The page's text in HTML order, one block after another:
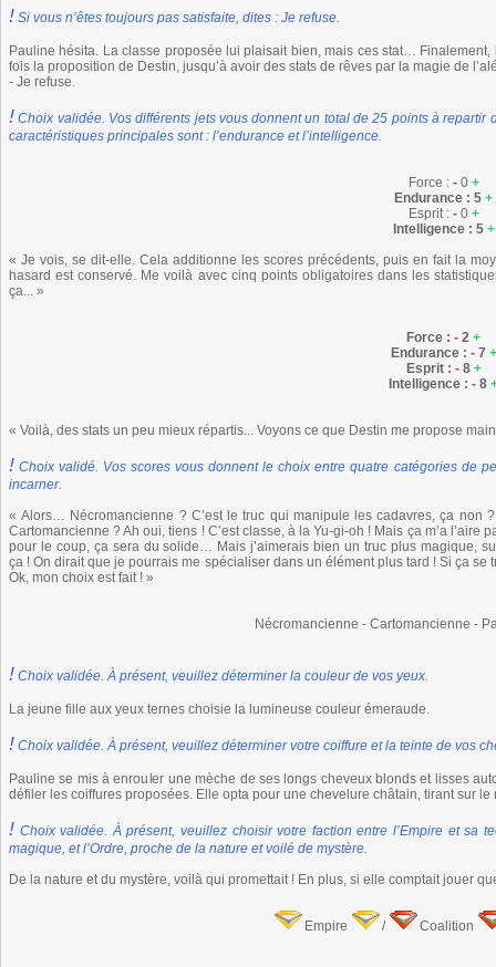
! Si vous n’êtes toujours pas satisfaite, dites : Je refuse.
Pauline hésita. La classe proposée lui plaisait bien, mais ces stat…
fois la proposition de Destin, jusqu’à avoir des stats de rêves par la magie de
- Je refuse.
! Choix validée. Vos différents jets vous donnent un total de 25 points à
caractéristiques principales sont : l’endurance et l’intelligence.
Force : - 0 +
Endurance : 5+
Esprit : - 0 +
Intelligence : 5 +
« Je vois, se dit-elle. Cela additionne les scores précédents, puis en fait la
hasard est conservé. Me voilà avec cinq points obligatoires dans les
ça... »
Force :- 2+
Endurance : - 7 +
Esprit : - 8 +
Intelligence :- 8
« Voilà, des stats un peu mieux répartis... Voyons ce que Destin me propose
! Choix validé. Vos scores vous donnent le choix entre quatre catégories de
incarner.
« Alors… Nécromancienne ? C’est le truc qui manipule les cadavres, ça non
Cartomancienne ? Ah oui, tiens ! C’est classe, à la Yu-gi-oh ! Mais ça m’a
pour le coup, ça sera du solide… Mais j’aimerais bien un truc plus magique,
ça ! On dirait que je pourrais me spécialiser dans un élément plus tard ! Si ça
Ok, mon choix est fait ! »
Nécromancienne - Cartomancienne -
! Choix validée. À présent, veuillez déterminer la couleur de vos yeux.
La jeune fille aux yeux ternes choisie la lumineuse couleur émeraude.
! Choix validée. À présent, veuillez déterminer votre coiffure et la teinte de vos
Pauline se mis à enrouler une mèche de ses longs cheveux blonds et lisses
défiler les coiffures proposées. Elle opta pour une chevelure châtain, tirant sur
! Choix validée. À présent, veuillez choisir votre faction entre l’Empire et sa
magique, et l’Ordre, proche de la nature et voilé de mystère.
De la nature et du mystère, voilà qui promettait ! En plus, si elle comptait jouer
Empire / Coalition